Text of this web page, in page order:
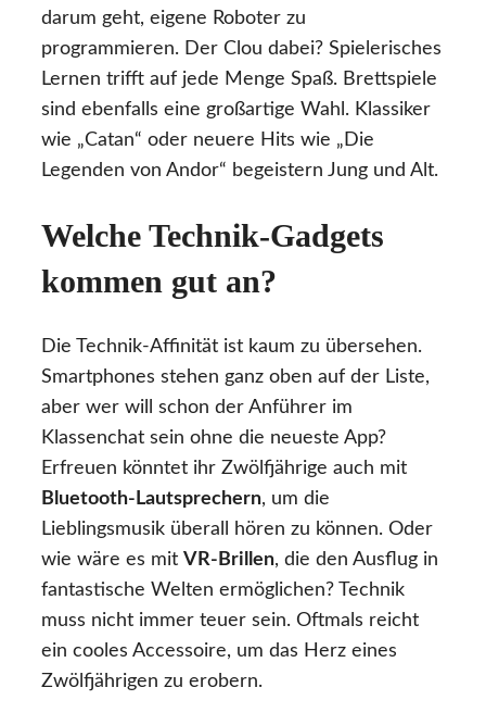
darum geht, eigene Roboter zu
programmieren. Der Clou dabei? Spielerisches
Lernen trifft auf jede Menge Spaß. Brettspiele
sind ebenfalls eine großartige Wahl. Klassiker
wie „Catan“ oder neuere Hits wie „Die
Legenden von Andor“ begeistern Jung und Alt.
Welche Technik-Gadgets
kommen gut an?
Die Technik-Affinität ist kaum zu übersehen.
Smartphones stehen ganz oben auf der Liste,
aber wer will schon der Anführer im
Klassenchat sein ohne die neueste App?
Erfreuen könntet ihr Zwölfjährige auch mit
Bluetooth-Lautsprechern, um die
Lieblingsmusik überall hören zu können. Oder
wie wäre es mit VR-Brillen, die den Ausflug in
fantastische Welten ermöglichen? Technik
muss nicht immer teuer sein. Oftmals reicht
ein cooles Accessoire, um das Herz eines
Zwölfjährigen zu erobern.